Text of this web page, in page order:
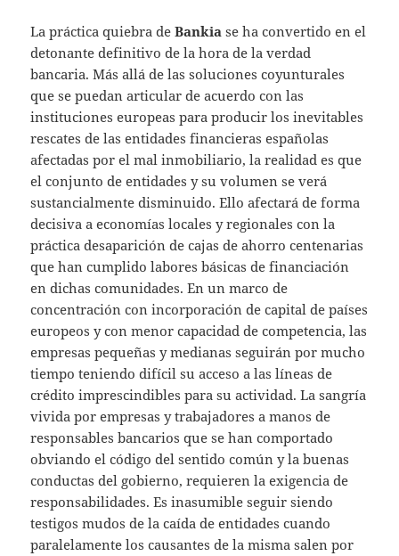
La práctica quiebra deBankia se ha convertido en el
detonante definitivo de la hora de la verdad
bancaria. Más allá de las soluciones coyunturales
que se puedan articular de acuerdo con las
instituciones europeas para producir los inevitables
rescates de las entidades financieras españolas
afectadas por el mal inmobiliario, la realidad es que
el conjunto de entidades y su volumen se verá
sustancialmente disminuido. Ello afectará de forma
decisiva a economías locales y regionales con la
práctica desaparición de cajas de ahorro centenarias
que han cumplido labores básicas de financiación
en dichas comunidades. En un marco de
concentración con incorporación de capital de países
europeos y con menor capacidad de competencia, las
empresas pequeñas y medianas seguirán por mucho
tiempo teniendo difícil su acceso a las líneas de
crédito imprescindibles para su actividad. La sangría
vivida por empresas y trabajadores a manos de
responsables bancarios que se han comportado
obviando el código del sentido común y la buenas
conductas del gobierno, requieren la exigencia de
responsabilidades. Es inasumible seguir siendo
testigos mudos de la caída de entidades cuando
paralelamente los causantes de la misma salen por